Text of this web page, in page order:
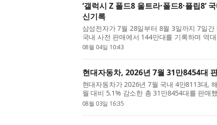
‘갤럭시 Z 폴드8 울트라·폴드8·플립8’
신기록
삼성전자가 7월 28일부터 8월 3일까지 7일간
국내 사전 판매에서 144만대를 기록하며 역
다. 144만대는 역대 갤럭시 스마트폰 사전
08월 04일 10:43
현대자동차, 2026년 7월 31만8454대
현대자동차가 2026년 7월 국내 4만8113대,
월 대비 5.1% 감소한 총 31만8454대를 판매
14.4% 감소했으며, 해외 판매는 3.2% 감소
08월 03일 16:35